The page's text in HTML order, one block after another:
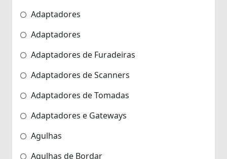
Adaptadores
Adaptadores
Adaptadores de Furadeiras
Adaptadores de Scanners
Adaptadores de Tomadas
Adaptadores e Gateways
Agulhas
Agulhas de Bordar